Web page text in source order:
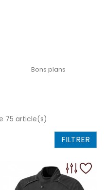
Bons plans
FILTRER
75 article(s)